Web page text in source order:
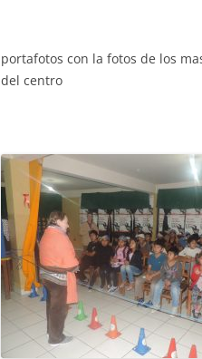
portafotos con la fotos de los
del centro